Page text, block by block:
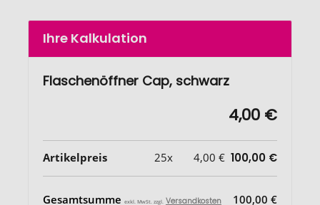
Ihre Kalkulation
Flaschenöffner Cap, schwarz
4,00 €
Artikelpreis 25x 4,00 € 100,00 €
Gesamtsumme exkl. MwSt. zzgl. Versandkosten 100,00 €